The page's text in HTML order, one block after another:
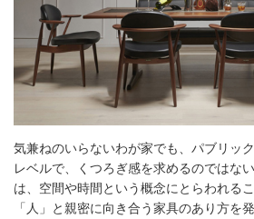
気兼ねのいらないわが家でも、パブリッ
レベルで、くつろぎ感を求めるのではな
は、空間や時間という概念にとらわれる
「人」と親密に向き合う家具のあり方を